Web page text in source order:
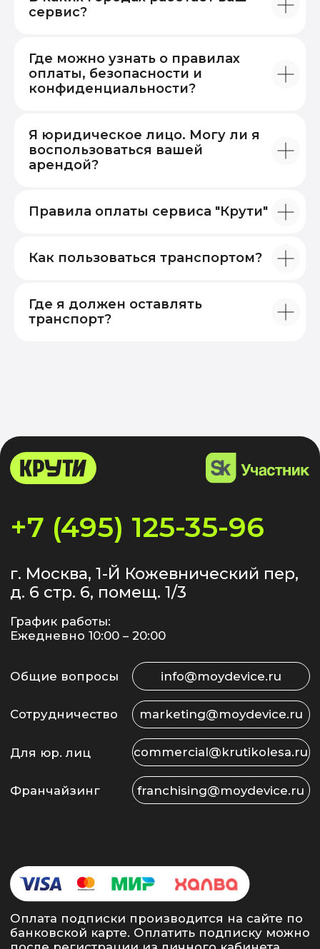
сервис?
Где можно узнать о правилах
оплаты, безопасности и
конфиденциальности?
Я юридическое лицо. Могу ли я
воспользоваться вашей
арендой?
Правила оплаты сервиса "Крути"
Как пользоваться транспортом?
Где я должен оставлять
транспорт?